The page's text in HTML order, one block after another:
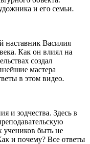
и его семьи.
наставник Василия
Как он влиял на
создал
мастера
в этом видео.
и зодчества. Здесь в
учеников быть не
и почему? Все ответы